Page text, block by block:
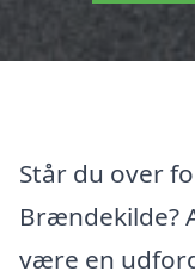
Står du over
Brændekilde?
være en